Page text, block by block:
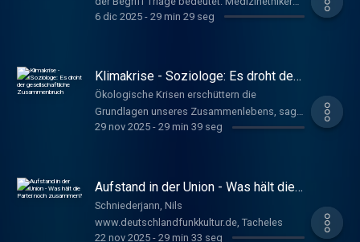
Georg Marckman hat an einer Leitlinie
vorzuhalten, sei allerdings keine Lösung.
www.deutschlandfunkkultur.de, Tacheles
6 dic 2025- 29 min 29 seg
Klimakrise - Soziologe: Es droht der
gesellschaftliche Zusammenbruch
Ökologische Krisen erschüttern die
Grundlagen unseres Zusammenlebens, sagt
der Soziologe Frank Adloff. Angesichts der
Systemwandel einzuleiten. Hoffmeister, Anna
29 nov 2025- 29 min 39 seg
Aufstand in der Union - Was hält die
Partei noch zusammen?
Schniederjann, Nils
www.deutschlandfunkkultur.de, Tacheles
22 nov 2025- 29 min 33 seg